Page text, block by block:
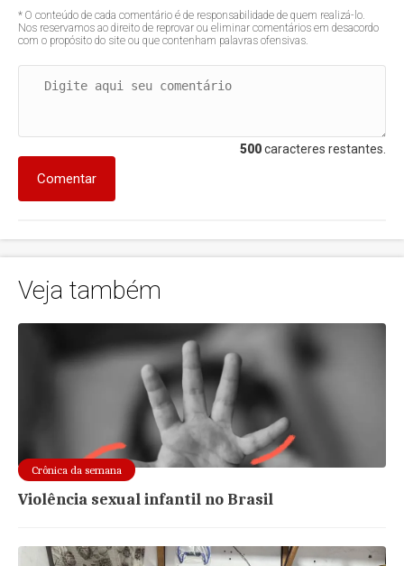
* O conteúdo de cada comentário é de responsabilidade de quem realizá-lo.
Nos reservamos ao direito de reprovar ou eliminar comentários em desacordo
com o propósito do site ou que contenham palavras ofensivas.
500caracteres restantes.
Comentar
Veja também
Crônica da semana
Violência sexual infantil no Brasil